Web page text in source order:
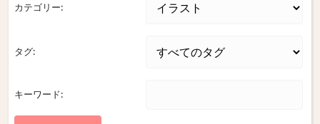
カテゴリー:
タグ:
キーワード: